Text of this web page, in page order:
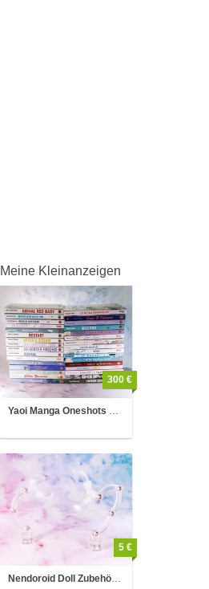
Meine Kleinanzeigen
Yaoi Manga Oneshots Boys Love Einzelbände Sammlungsauflösung
300 €
5 €